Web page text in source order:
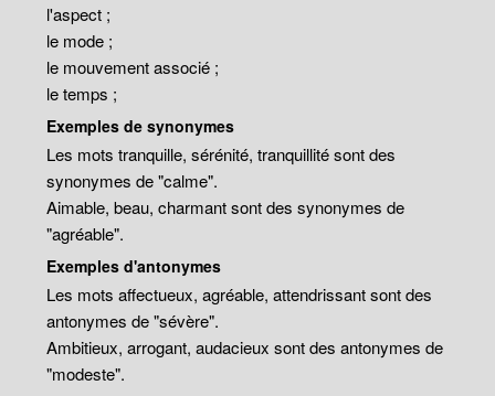
l'aspect ;
le mode ;
le mouvement associé ;
le temps ;
Exemples de synonymes
Les mots tranquille, sérénité, tranquillité sont des
synonymes de "calme".
Aimable, beau, charmant sont des synonymes de
"agréable".
Exemples d'antonymes
Les mots affectueux, agréable, attendrissant sont des
antonymes de "sévère".
Ambitieux, arrogant, audacieux sont des antonymes de
"modeste".